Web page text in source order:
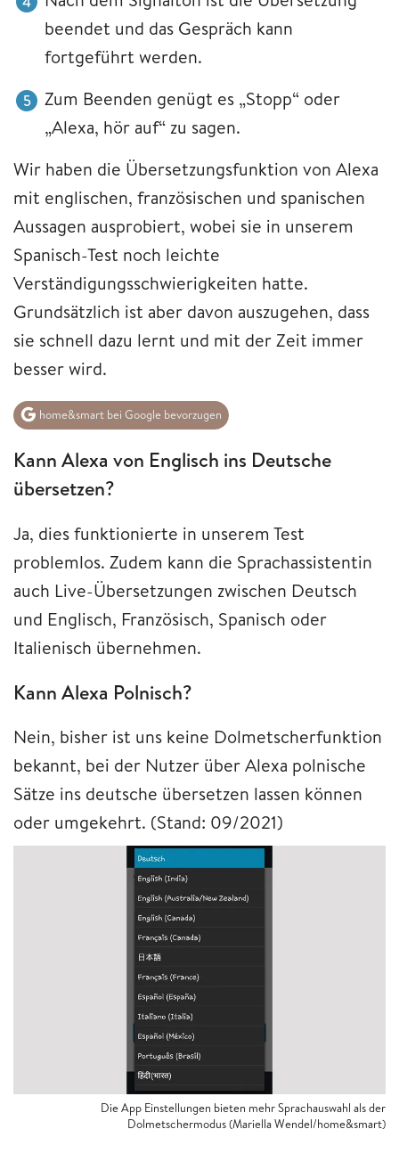
beendet und das Gespräch kann
fortgeführt werden.
Zum Beenden genügt es „Stopp“ oder
„Alexa, hör auf“ zu sagen.
Wir haben die Übersetzungsfunktion von Alexa
mit englischen, französischen und spanischen
Aussagen ausprobiert, wobei sie in unserem
Spanisch-Test noch leichte
Verständigungsschwierigkeiten hatte.
Grundsätzlich ist aber davon auszugehen, dass
sie schnell dazu lernt und mit der Zeit immer
besser wird.
home&smart bei Google bevorzugen
Kann Alexa von Englisch ins Deutsche
übersetzen?
Ja, dies funktionierte in unserem Test
problemlos. Zudem kann die Sprachassistentin
auch Live-Übersetzungen zwischen Deutsch
und Englisch, Französisch, Spanisch oder
Italienisch übernehmen.
Kann Alexa Polnisch?
Nein, bisher ist uns keine Dolmetscherfunktion
bekannt, bei der Nutzer über Alexa polnische
Sätze ins deutsche übersetzen lassen können
oder umgekehrt. (Stand: 09/2021)
Die App Einstellungen bieten mehr Sprachauswahl als der
Dolmetschermodus (Mariella Wendel/home&smart)